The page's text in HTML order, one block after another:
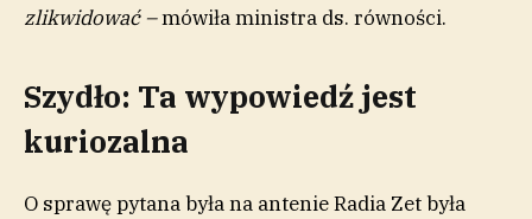
zlikwidować –mówiła ministra ds. równości.
Szydło: Ta wypowiedź jest
kuriozalna
O sprawę pytana była na antenie Radia Zet była